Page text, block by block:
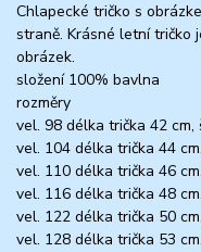
Chlapecké tričko s
straně. Krásné letní tričko
obrázek.
složení 100% bavlna
rozměry
vel. 98 délka trička 42 cm,
vel. 104 délka trička 44
vel. 110 délka trička 46
vel. 116 délka trička 48
vel. 122 délka trička 50
vel. 128 délka trička 53